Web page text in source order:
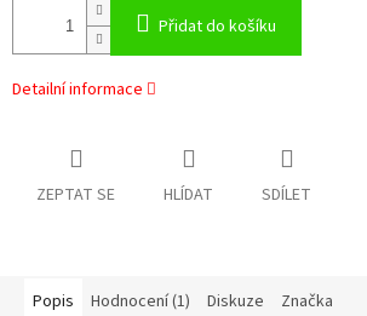
Přidat do košíku
Detailní informace
ZEPTAT SE HLÍDAT SDÍLET
Popis Hodnocení (1) Diskuze Značka